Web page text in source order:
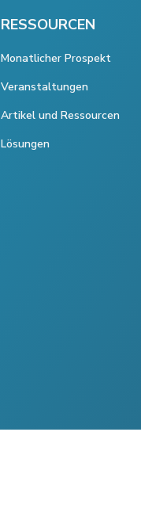
RESSOURCEN
Monatlicher Prospekt
Veranstaltungen
Artikel und Ressourcen
Lösungen